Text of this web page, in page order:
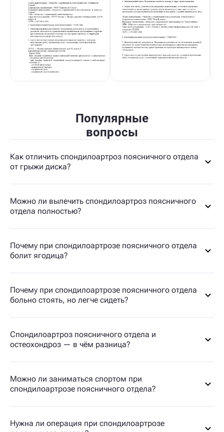
Популярные
вопросы
Как отличить спондилоартроз поясничного отдела
от грыжи диска?
Можно ли вылечить спондилоартроз поясничного
отдела полностью?
Почему при спондилоартрозе поясничного отдела
болит ягодица?
Почему при спондилоартрозе поясничного отдела
больно стоять, но легче сидеть?
Спондилоартроз поясничного отдела и
остеохондроз — в чём разница?
Можно ли заниматься спортом при
спондилоартрозе поясничного отдела?
Нужна ли операция при спондилоартрозе